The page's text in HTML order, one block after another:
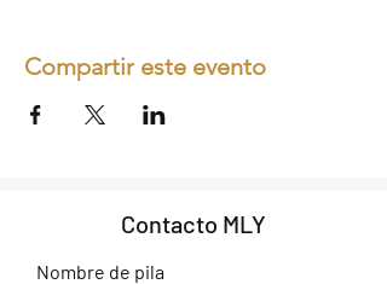
Compartir este evento
Contacto MLY
Nombre de pila